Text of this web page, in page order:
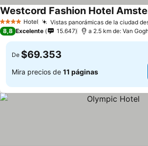
4 EstrellasHotel Vistas panorámicas de la ciudad
Westcord Fashion Hotel
8,8 Excelente 15.647 a 2.5 km de: Van
De $69.353
Mira precios de 11 páginas